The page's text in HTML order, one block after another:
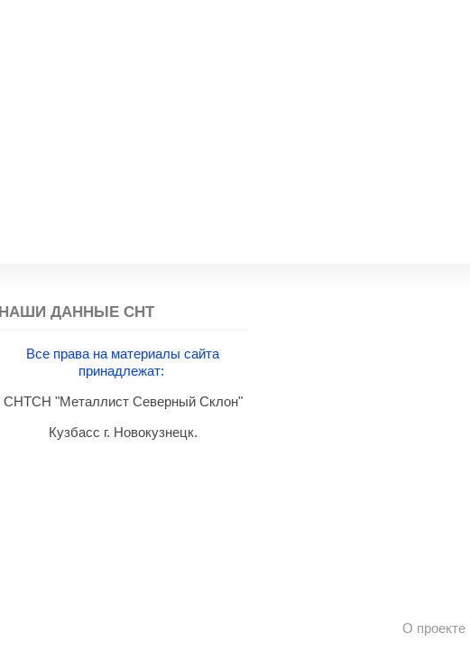
НАШИ ДАННЫЕ СНТ
Все права на материалы сайта
принадлежат:
СНТСН "Металлист Северный Склон"
Кузбасс г. Новокузнецк.
О проекте